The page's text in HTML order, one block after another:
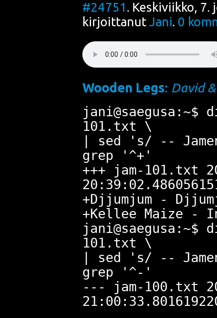
#24751 . Keskiviikko,
kirjoittanut Jani. 0
Woo­den Legs: David
101.txt \
| sed 's/ --
grep '^+'
+++ jam-101.txt
+Djjumjum -
+Kellee Maize -
101.txt \
| sed 's/ --
grep '^-'
--- jam-100.txt